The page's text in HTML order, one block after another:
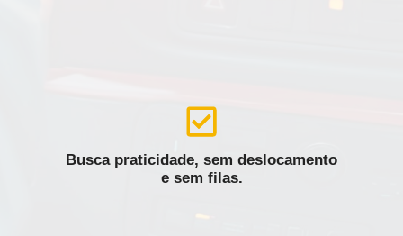
Busca praticidade, sem deslocamento
e sem filas.